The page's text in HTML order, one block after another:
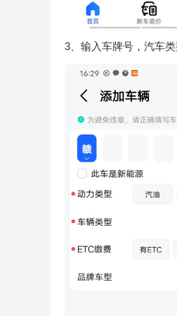
3、输入车牌号，汽车